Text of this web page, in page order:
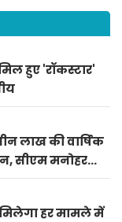
हुए 'रॉकस्टार'
लाख की वार्षिक
सीएम मनोहर
मिलेगा हर मामले में